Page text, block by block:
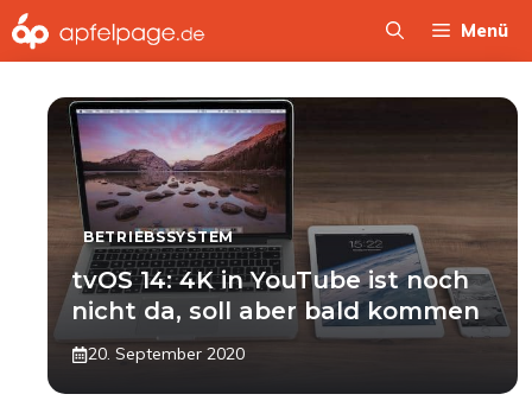
Zum
Inhalt
Menü
BETRIEBSSYSTEM
tvOS 14: 4K in YouTube ist noch
nicht da, soll aber bald kommen
20. September 2020